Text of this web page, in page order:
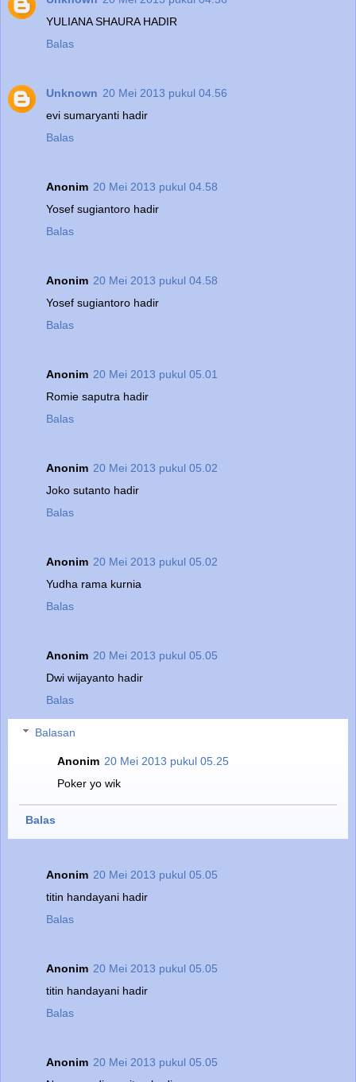
YULIANA SHAURA HADIR
Balas
Unknown 20 Mei 2013 pukul 04.56
evi sumaryanti hadir
Balas
Anonim 20 Mei 2013 pukul 04.58
Yosef sugiantoro hadir
Balas
Anonim 20 Mei 2013 pukul 04.58
Yosef sugiantoro hadir
Balas
Anonim 20 Mei 2013 pukul 05.01
Romie saputra hadir
Balas
Anonim 20 Mei 2013 pukul 05.02
Joko sutanto hadir
Balas
Anonim 20 Mei 2013 pukul 05.02
Yudha rama kurnia
Balas
Anonim 20 Mei 2013 pukul 05.05
Dwi wijayanto hadir
Balas
Balasan
Anonim 20 Mei 2013 pukul 05.25
Poker yo wik
Balas
Anonim 20 Mei 2013 pukul 05.05
titin handayani hadir
Balas
Anonim 20 Mei 2013 pukul 05.05
titin handayani hadir
Balas
Anonim 20 Mei 2013 pukul 05.05